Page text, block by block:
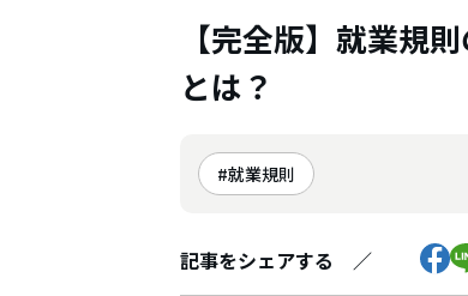
【完全版】就業規
とは？
就業規則
記事をシェアする ／